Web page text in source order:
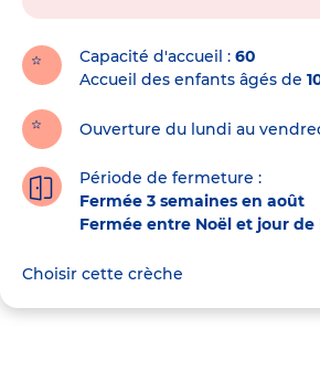
crècheCapacité d'accueil
60
Accueil des enfants âgés de
Ouverture du lundi au
Période de fermeture :
Fermée 3 semaines en août
Fermée entre Noël et jour de
Choisir cette crèche